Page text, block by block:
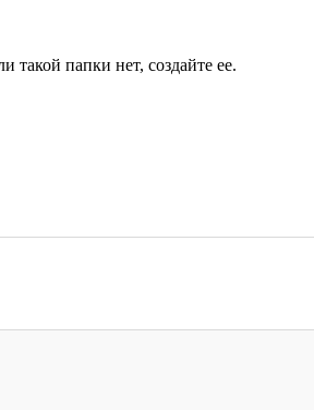
такой папки нет, создайте ее.